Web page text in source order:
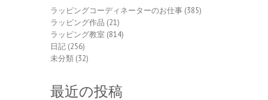
ラッピングコーディネーターのお仕事 (385)
ラッピング作品 (21)
ラッピング教室 (814)
日記 (256)
未分類 (32)
最近の投稿